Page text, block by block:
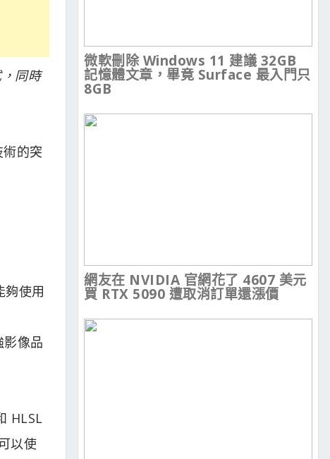
同時
的突
使用
像品
HLSL
以使
微軟刪除 Windows 11 建議 32GB
記憶體文章，畢竟 Surface 最入門只
8GB
網友在 NVIDIA 官網花了 4607 美元
買 RTX 5090 遭取消訂單還漲價